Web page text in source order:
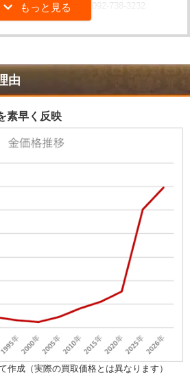
11 第四大黒ビル1F
092-738-3232
由
素早く反映
作成（実際の買取価格とは異なります）